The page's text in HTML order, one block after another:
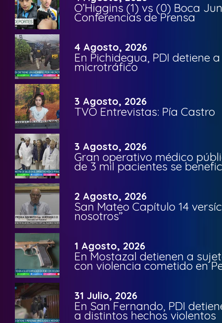
O’Higgins (1) vs (0) Boca
Conferencias de Prensa
4 Agosto, 2026
En Pichidegua, PDI detiene
microtráfico
3 Agosto, 2026
TVO Entrevistas: Pía Castro
3 Agosto, 2026
Gran operativo médico
de 3 mil pacientes se
2 Agosto, 2026
San Mateo Capítulo 14
nosotros”
1 Agosto, 2026
En Mostazal detienen a
con violencia cometido en
31 Julio, 2026
En San Fernando, PDI
a distintos hechos violentos